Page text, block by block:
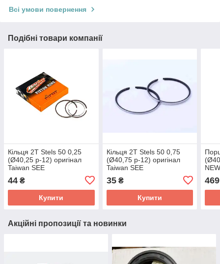
Всі умови повернення
Подібні товари компанії
Кільця 2T Stels 50 0,25
(Ø40,25 p-12) оригінал
Taiwan SEE
44 ₴
Купити
Кільця 2T Stels 50 0,75
(Ø40,75 p-12) оригінал
Taiwan SEE
35₴
Купити
469
Акційні пропозиції та новинки